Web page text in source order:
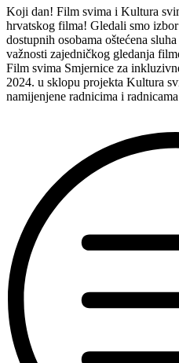
ministarka
31.10.2024.”
Koji dan! Film svima i Kultura
hrvatskog filma! Gledali smo
dostupnih osobama oštećena
važnosti zajedničkog gledanja
Film svima Smjernice za
2024. u sklopu projekta Kultura
namijenjene radnicima i